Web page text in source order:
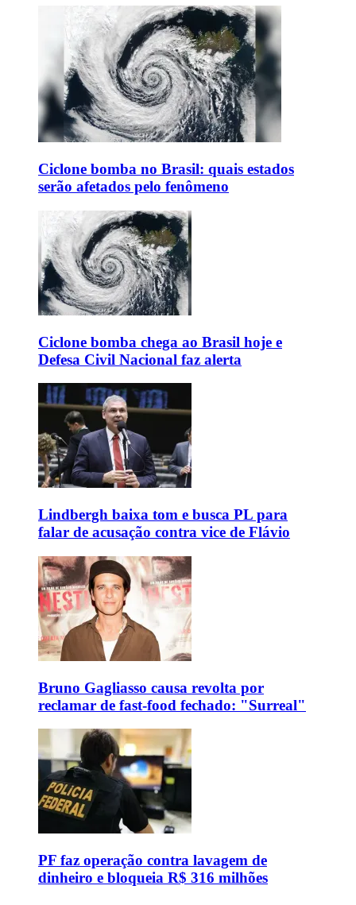
Ciclone bomba no Brasil: quais estados
serão afetados pelo fenômeno
Ciclone bomba chega ao Brasil hoje e
Defesa Civil Nacional faz alerta
Lindbergh baixa tom e busca PL para
falar de acusação contra vice de Flávio
Bruno Gagliasso causa revolta por
reclamar de fast-food fechado: "Surreal"
PF faz operação contra lavagem de
dinheiro e bloqueia R$ 316 milhões